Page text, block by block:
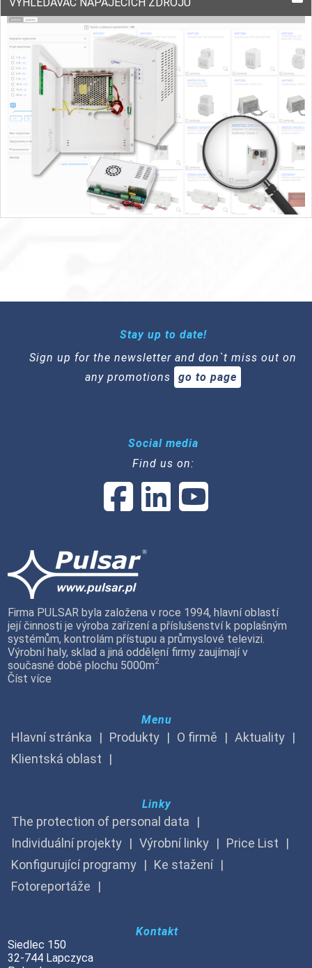
Stay up to date!
Sign up for the newsletter and don`t miss out on
any promotions
go to page
Social media
Find us on:
Firma PULSAR byla založena v roce 1994, hlavní oblastí
její činnosti je výroba zařízení a příslušenství k poplašným
systémům, kontrolám přístupu a průmyslové televizi.
Výrobní haly, sklad a jiná oddělení firmy zaujímají v
současné době plochu 5000m2
Číst více
Menu
Hlavní stránka Produkty O firmě
Aktuality
Klientská oblast
Linky
The protection of personal data
Individuální projekty
Výrobní linky
Price List
Konfigurující programy
Ke stažení
Fotoreportáže
Kontakt
Siedlec 150
32-744 Lapczyca